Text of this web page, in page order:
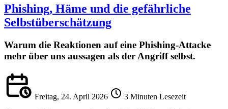
Phishing, Häme und die gefährliche
Selbstüberschätzung
Warum die Reaktionen auf eine Phishing-Attacke
mehr über uns aussagen als der Angriff selbst.
Freitag, 24. April 2026
3 Minuten Lesezeit